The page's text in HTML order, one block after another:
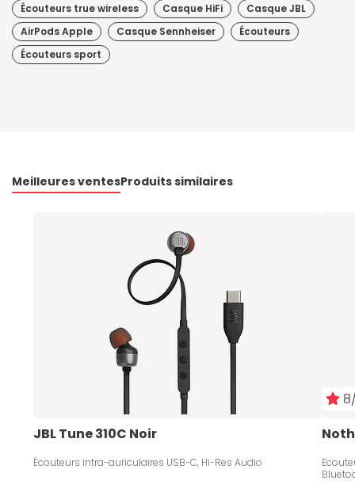
Écouteurs true wireless
Casque HiFi
Casque JBL
AirPods Apple
Casque Sennheiser
Écouteurs
Écouteurs sport
Meilleures ventesProduits similaires
JBL Tune 310C Noir
Écouteurs intra-auriculaires USB-C, Hi-Res Audio